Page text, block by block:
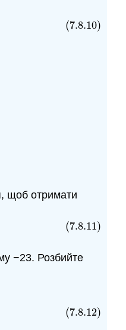
(7.8.10)
щоб отримати
(7.8.11)
−23. Розбийте
(7.8.12)